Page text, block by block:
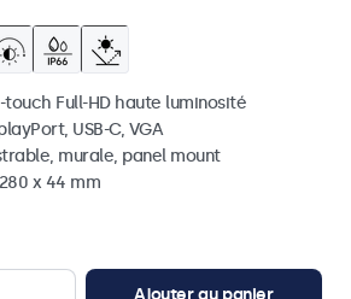
Full-HD haute luminosité
USB-C, VGA
murale, panel mount
x 44 mm
Ajouter au panier